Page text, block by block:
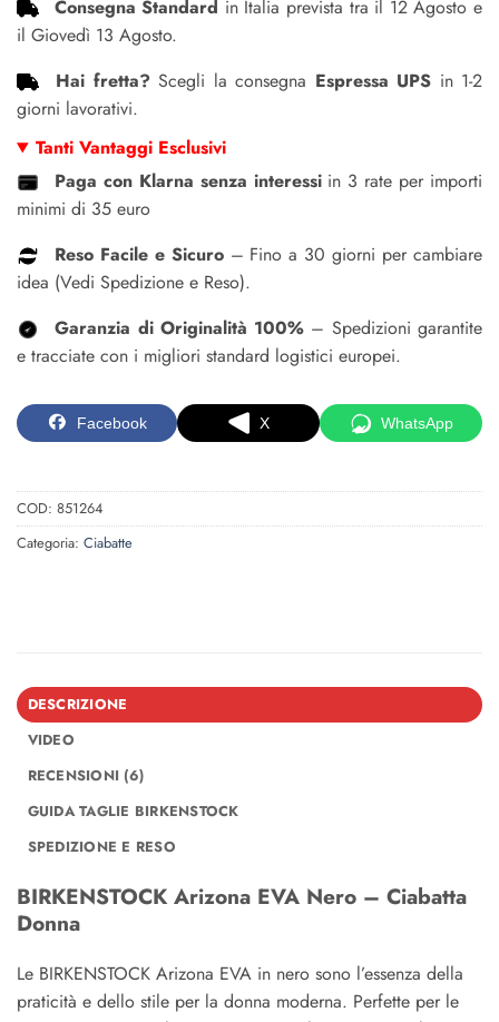
Consegna Standard in Italia prevista tra il 12 Agosto e
il Giovedì 13 Agosto.
Hai fretta? Scegli la consegna Espressa UPS in 1-2
giorni lavorativi.
Tanti Vantaggi Esclusivi
Paga con Klarna senza interessiin 3 rate per importi
minimi di 35 euro
Reso Facile e Sicuro– Fino a 30 giorni per cambiare
idea (Vedi Spedizione e Reso).
Garanzia di Originalità 100% – Spedizioni garantite
e tracciate con i migliori standard logistici europei.
Facebook X WhatsApp
COD: 851264
Categoria: Ciabatte
DESCRIZIONE
VIDEO
RECENSIONI (6)
GUIDA TAGLIE BIRKENSTOCK
SPEDIZIONE E RESO
BIRKENSTOCK Arizona EVA Nero – Ciabatta
Donna
Le BIRKENSTOCK Arizona EVA in nero sono l’essenza della
praticità e dello stile per la donna moderna. Perfette per le